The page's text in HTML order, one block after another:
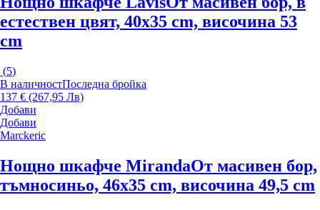
естествен цвят, 40x35 cm, височина 53
cm
(5)
В наличностПоследна бройка
137 € (267,95 Лв)
Добави
Добави
Marckeric
Нощно шкафче MirandaОт масивен бор,
тъмносиньо, 46x35 cm, височина 49,5 cm